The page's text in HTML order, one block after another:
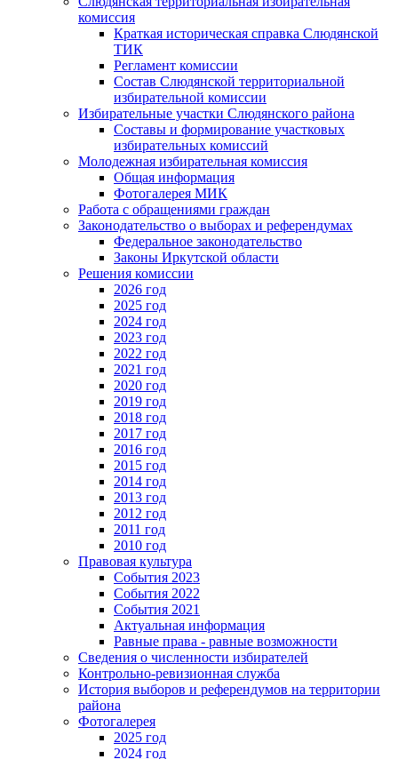
комиссия
Краткая историческая справка Слюдянской
ТИК
Регламент комиссии
Состав Слюдянской территориальной
избирательной комиссии
Избирательные участки Слюдянского района
Составы и формирование участковых
избирательных комиссий
Молодежная избирательная комиссия
Общая информация
Фотогалерея МИК
Работа с обращениями граждан
Законодательство о выборах и референдумах
Федеральное законодательство
Законы Иркутской области
Решения комиссии
2026 год
2025 год
2024 год
2023 год
2022 год
2021 год
2020 год
2019 год
2018 год
2017 год
2016 год
2015 год
2014 год
2013 год
2012 год
2011 год
2010 год
Правовая культура
События 2023
События 2022
События 2021
Актуальная информация
Равные права - равные возможности
Сведения о численности избирателей
Контрольно-ревизионная служба
История выборов и референдумов на территории
района
Фотогалерея
2025 год
2024 год